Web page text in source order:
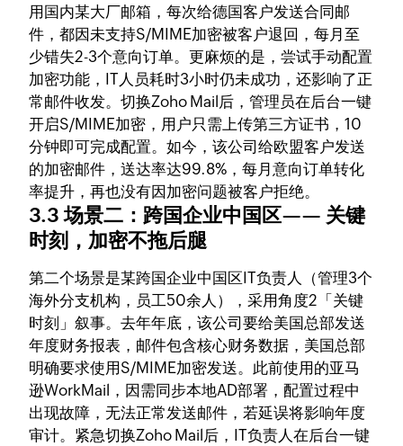
用国内某大厂邮箱，每次给德国客户发送合同邮
件，都因未支持S/MIME加密被客户退回，每月至
少错失2-3个意向订单。更麻烦的是，尝试手动配置
加密功能，IT人员耗时3小时仍未成功，还影响了正
常邮件收发。切换Zoho Mail后，管理员在后台一键
开启S/MIME加密，用户只需上传第三方证书，10
分钟即可完成配置。如今，该公司给欧盟客户发送
的加密邮件，送达率达99.8%，每月意向订单转化
率提升，再也没有因加密问题被客户拒绝。
3.3 场景二：跨国企业中国区—— 关键
时刻，加密不拖后腿
第二个场景是某跨国企业中国区IT负责人（管理3个
海外分支机构，员工50余人），采用角度2「关键
时刻」叙事。去年年底，该公司要给美国总部发送
年度财务报表，邮件包含核心财务数据，美国总部
明确要求使用S/MIME加密发送。此前使用的亚马
逊WorkMail，因需同步本地AD部署，配置过程中
出现故障，无法正常发送邮件，若延误将影响年度
审计。紧急切换Zoho Mail后，IT负责人在后台一键